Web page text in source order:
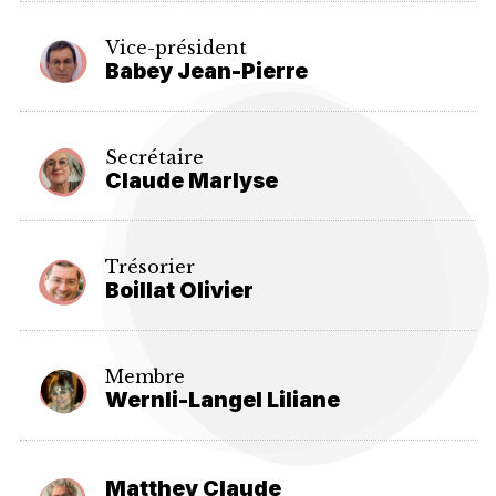
Vice-président
Babey Jean-Pierre
Secrétaire
Claude Marlyse
Trésorier
Boillat Olivier
Membre
Wernli-Langel Liliane
Matthey Claude